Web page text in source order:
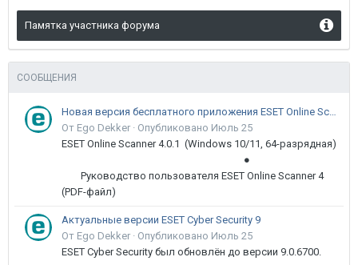
Памятка участника форума
СООБЩЕНИЯ
Новая версия бесплатного приложения ESET Online Scanner доступна пользователям
От Ego Dekker · Опубликовано Июль 25
ESET Online Scanner 4.0.1 (Windows 10/11, 64-разрядная)
●
Руководство пользователя ESET Online Scanner 4
(PDF-файл)
Актуальные версии ESET Cyber Security 9
От Ego Dekker · Опубликовано Июль 25
ESET Cyber Security был обновлён до версии 9.0.6700.